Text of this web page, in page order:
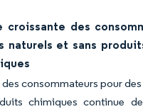
croissante des
naturels et sans
consommateurs pour
chimiques continue